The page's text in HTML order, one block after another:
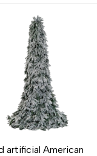
artificial American